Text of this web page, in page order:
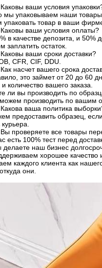
ваши условия
упаковываем наши товары
товар в ваши
ваши условия оплаты?
в качестве депозита, и 50%
заплатить остаток.
ваши сроки доставки?
CFR, CIF, DDU.
насчет вашего срока
это займет от 20 до 60
количество вашего заказа.
ли вы производить по
производить по вашим
ваша политика
предоставить образец,
проверяете все товары
есть 100% тест перед
делаете наш бизнес
хорошее качество
каждого клиента как
они.